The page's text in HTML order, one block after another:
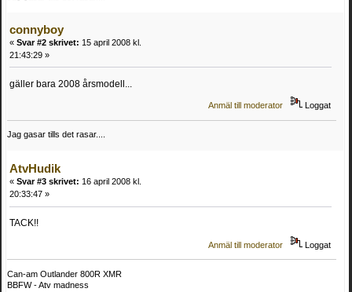
connyboy
« Svar #2 skrivet: 15 april 2008 kl.
21:43:29 »
gäller bara 2008 årsmodell...
Anmäl till moderator Loggat
Jag gasar tills det rasar....
AtvHudik
« Svar #3 skrivet: 16 april 2008 kl.
20:33:47 »
TACK!!
Anmäl till moderator Loggat
Can-am Outlander 800R XMR
BBFW - Atv madness